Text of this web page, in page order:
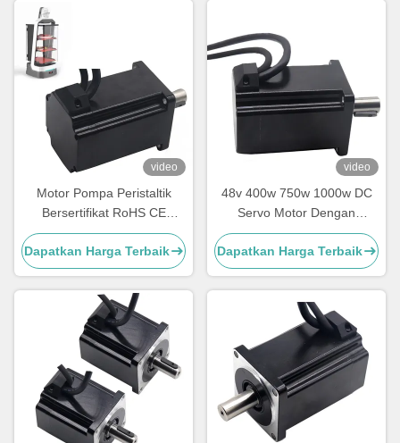
video
Motor Pompa Peristaltik
Bersertifikat RoHS CE
dengan Protokol
EtherCAT/CANopen 48V
400W DC Servo Motor
Dapatkan Harga Terbaik
video
48v 400w 750w 1000w DC
Servo Motor Dengan
Encoder 17 Bits Absolute
Encoder Motor Pompa
Peristaltik
Dapatkan Harga Terbaik